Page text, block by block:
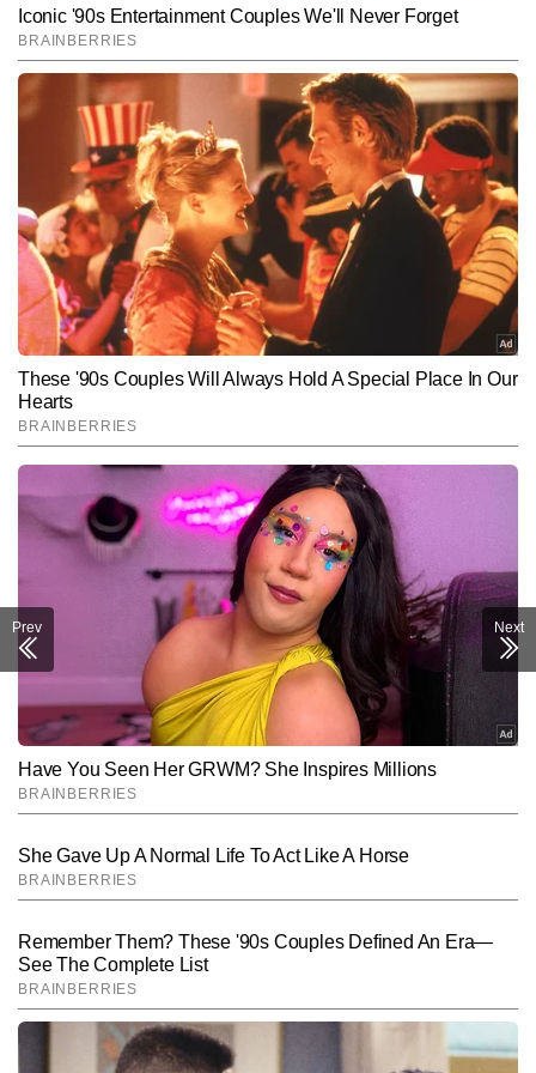
प्रांजुल श्रीवास्तव
<p>मैं इस वक्त टाइम्स नाउ नवभारत से जुड़ा हुआ हूं। पत्रकारिता के 8 वर्षों के
तजुर्बे में मुझे और मेरी भाषाई समझ को गढ़ने और तराशने में कई वरिष्ठ पत्रकारों और
संपादकों का योगदान रहा। 2016 में उत्तर प्रदेश की राजधानी लखनऊ से शुरू
हुआ यह सफर देश की राजधानी दिल्ली में 'टाइम्स नाउ नवभारत' तक आ पहुंचा है।
अखबारों में रिपोर्टिंग करते हुए शहरों की धूल फांकना और डिजिटल पत्रकारिता की
बारीकियों को समझते हुए देश-विदेश की खबरों को आप तक पहुंचाने का मेरा ये सफर
काफी किस्से-कहानियों से भरा हुआ है। लखनऊ की बाबा भीम राव अंबेडकर सेंट्रल
यूनिवर्सिटी के क्लासरूम में प्रोफेसरों से मिले किताबी ज्ञान और पत्रकारीय सिद्धांतों
को जमीन पर उतारने का मौका मुझे 2016 में ही मिल गया। पहला ब्रेक टाइम्स ग्रुप
के प्रतिष्ठित अखबार 'नवभारत टाइम्स' ने दिया। यहां बतौर इंटर्न मुझे कई
सामाजिक संगठनों की रिपोर्टिंग करने का मौका मिला। दिनभर शहर में घूम-घूम कर
खबरों को बटोरना और शाम होते ही उन्हें लिखकर डेस्क के हवाले करना मेरी
दिनचर्या का हिस्सा हो गया। इस अनुभव ने मुझे समाज के तौर तरीकों से परिचित
कराया तो न्यूजरूम में सीनियर्स से मिली डांट ने पत्रकारिता की बारीकियों और
भाषाई मर्यादा को समझने में मदद की। करीब 3 से 4 महीनों की इंटर्नशिप के बाद मुझे
2017 आते-आते गांधी परिवार के गढ़ रायबरेली भेजा गया। यह समय उत्तर प्रदेश में
राजनीतिक खबरों से रूबरू हुआ। रायबरेली के मिजाज को करीब 8 महीनों तक
समझने के बाद नवभारत टाइम्स ने मुझे वापस लखनऊ बुलाया और शहर की रिपोर्टिंग
करने का मौका दिया। यहां विज्ञान, पर्यावरण, बाजार, लखनऊ विकास प्राधिकरण,
आवास विकास और मेट्रो जैसी बीट पर जमकर काम किया। यह सफर अब पश्चिमी
उत्तर प्रदेश के जिले मुरादाबाद तक पहुंच गया था, जहां मुझे दैनिक जागरण जैसे
प्रतिष्ठित अखबार के लिए दो वर्षों तक रिपोर्टिंग करने का अवसर मिला। करीब दो
वर्षों की पत्रकारिता के बाद अब मुझे देश की राजधानी की ओर रुख करना था और
यह मौका अमर उजाला (डिजिटल) ने दिया। अखबारों की रिपोर्टिंग से निकलकर
डिजिटल पत्रकारिता के अनुभव से मैं पहली बार रूबरू हो रहा था। यहां पर मुझे मेन
डेस्क पर जिम्मेदारी मिली। जहां सबसे आगे रहते हुए सबसे सटीक खबरें आप तक
पहुंचाना चुनौती भरा काम था, लेकिन पत्रकारिता की शुरुआत में मिले अनुभवों ने मेरा
काम आसान बना दिया। यहां भी करीब दो वर्षों के बाद 2023 में मुझे टाइम्स ग्रुप से
दोबारा जुड़ने का मौका मिला और टाइम्स नाउ नवभारत की मेन डेस्क पर मेरा सफर
अब तक जारी है।</p>
और पढ़ें
Follow Us:
Subscribe to our daily Newsletter!
SUBMIT
Prev Next